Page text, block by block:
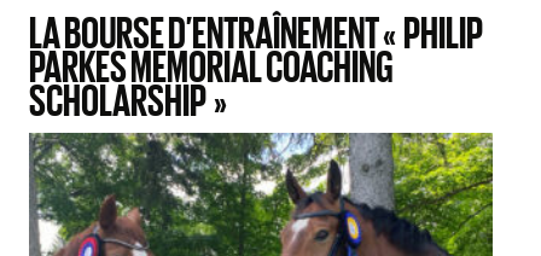
LA BOURSE D’ENTRAÎNEMENT « PHILIP
PARKES MEMORIAL COACHING
SCHOLARSHIP »